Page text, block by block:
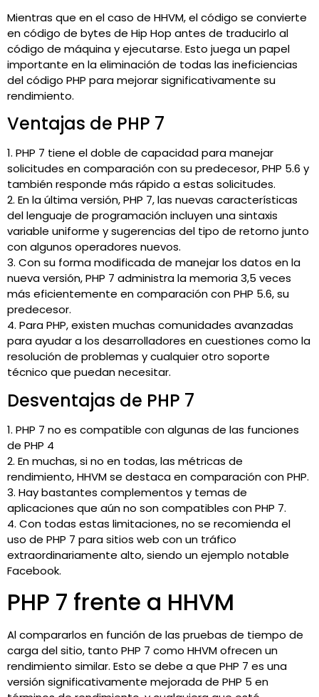
Mientras que en el caso de HHVM, el código se convierte
en código de bytes de Hip Hop antes de traducirlo al
código de máquina y ejecutarse. Esto juega un papel
importante en la eliminación de todas las ineficiencias
del código PHP para mejorar significativamente su
rendimiento.
Ventajas de PHP 7
1. PHP 7 tiene el doble de capacidad para manejar
solicitudes en comparación con su predecesor, PHP 5.6 y
también responde más rápido a estas solicitudes.
2. En la última versión, PHP 7, las nuevas características
del lenguaje de programación incluyen una sintaxis
variable uniforme y sugerencias del tipo de retorno junto
con algunos operadores nuevos.
3. Con su forma modificada de manejar los datos en la
nueva versión, PHP 7 administra la memoria 3,5 veces
más eficientemente en comparación con PHP 5.6, su
predecesor.
4. Para PHP, existen muchas comunidades avanzadas
para ayudar a los desarrolladores en cuestiones como la
resolución de problemas y cualquier otro soporte
técnico que puedan necesitar.
Desventajas de PHP 7
1. PHP 7 no es compatible con algunas de las funciones
de PHP 4
2. En muchas, si no en todas, las métricas de
rendimiento, HHVM se destaca en comparación con PHP.
3. Hay bastantes complementos y temas de
aplicaciones que aún no son compatibles con PHP 7.
4. Con todas estas limitaciones, no se recomienda el
uso de PHP 7 para sitios web con un tráfico
extraordinariamente alto, siendo un ejemplo notable
Facebook.
PHP 7 frente a HHVM
Al compararlos en función de las pruebas de tiempo de
carga del sitio, tanto PHP 7 como HHVM ofrecen un
rendimiento similar. Esto se debe a que PHP 7 es una
versión significativamente mejorada de PHP 5 en